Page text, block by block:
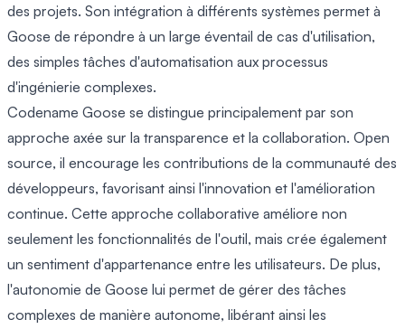
des projets. Son intégration à différents systèmes permet à
Goose de répondre à un large éventail de cas d'utilisation,
des simples tâches d'automatisation aux processus
d'ingénierie complexes.
Codename Goose se distingue principalement par son
approche axée sur la transparence et la collaboration. Open
source, il encourage les contributions de la communauté des
développeurs, favorisant ainsi l'innovation et l'amélioration
continue. Cette approche collaborative améliore non
seulement les fonctionnalités de l'outil, mais crée également
un sentiment d'appartenance entre les utilisateurs. De plus,
l'autonomie de Goose lui permet de gérer des tâches
complexes de manière autonome, libérant ainsi les